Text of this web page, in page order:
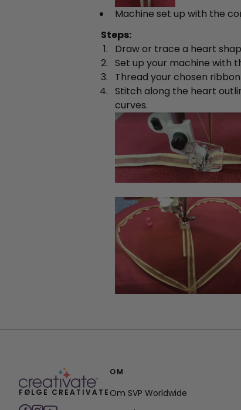
Machine set up with the
Steps:
Draw or trace a heart
Set up your machine with
Thread your chosen
Stitch along the heart
curves.
FØLGE CREATIVATE
OM
Om SVP Worldwide